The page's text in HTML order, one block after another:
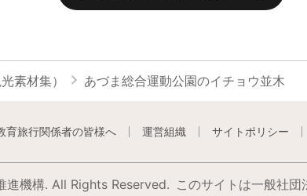
素材集） あづま総合運動公園のイチョウ並木
育旅行関係者の皆様へ 運営組織 サイトポリシー
機構. All Rights Reserved. このサイトは⼀般社団